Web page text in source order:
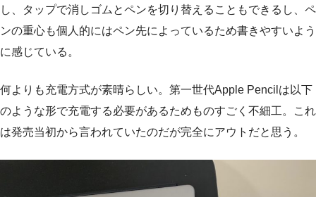
し、タップで消しゴムとペンを切り替えることもできるし、ペ
ンの重心も個人的にはペン先によっているため書きやすいよう
に感じている。
何よりも充電方式が素晴らしい。第一世代Apple Pencilは以下
のような形で充電する必要があるためものすごく不細工。これ
は発売当初から言われていたのだが完全にアウトだと思う。